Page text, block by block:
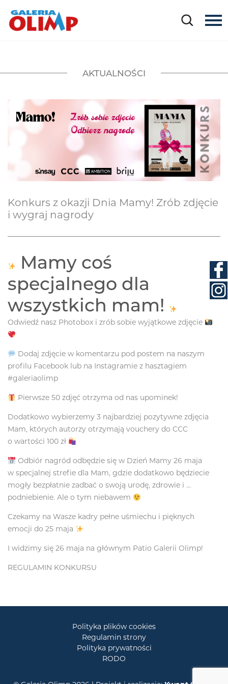
AKTUALNOŚCI
Konkurs z okazji Dnia Mamy! Zrób zdjęcie
i wygraj nagrody
Mamy coś
specjalnego dla
wszystkich mam!
Odwiedź nasz Photobox i zrób sobie wyjątkowe zdjęcie
Dodaj zdjęcie w komentarzu pod postem na naszym
profilu Facebook lub na Instagramie z hasztagiem
#galeriaolimp
Pierwsze 50 zdjęć otrzyma od nas upominek!
Dodatkowo wybierzemy 3 najbardziej pozytywne zdjęcia
Mam, których autorzy otrzymają vouchery do CCC
o wartości 100 zł
Odbiór nagród odbędzie się w Dzień Mamy 26 maja
w specjalnej strefie dla Mam, gdzie dodatkowo będziecie
mogły bezpłatnie zadbać o swoją urodę, zdrowie i …
podniebienie. Ale o tym niebawem
Czekamy na Wasze kadry pełne uśmiechu i pięknych
emocji do 25 maja
I widzimy się 26 maja na głównym Patio Galerii Olimp!
REGULAMIN KONKURSU
Polityka plików cookies
Regulamin strony
Polityka prywatności
RODO